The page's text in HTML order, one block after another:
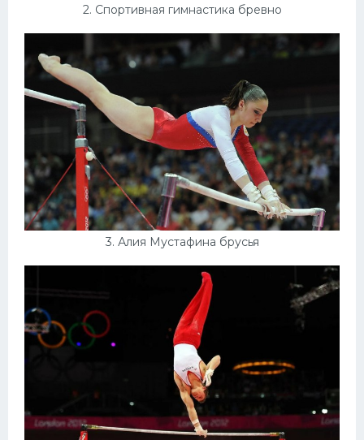
2. Спортивная гимнастика бревно
3. Алия Мустафина брусья